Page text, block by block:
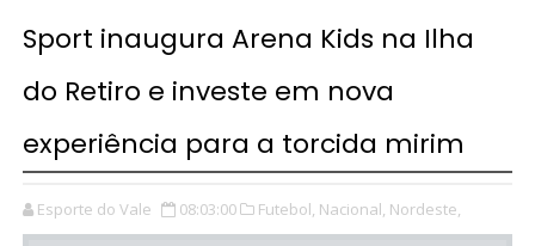
Sport inaugura Arena Kids na Ilha
do Retiro e investe em nova
experiência para a torcida mirim
Esporte do Vale 08:03:00 Futebol, Nacional, Nordeste,